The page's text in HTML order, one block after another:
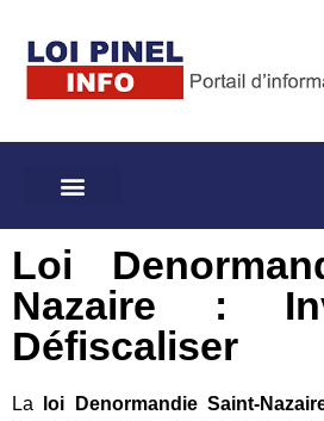
Loi
Nazaire :
Défiscaliser
La loi Denormandie Saint-